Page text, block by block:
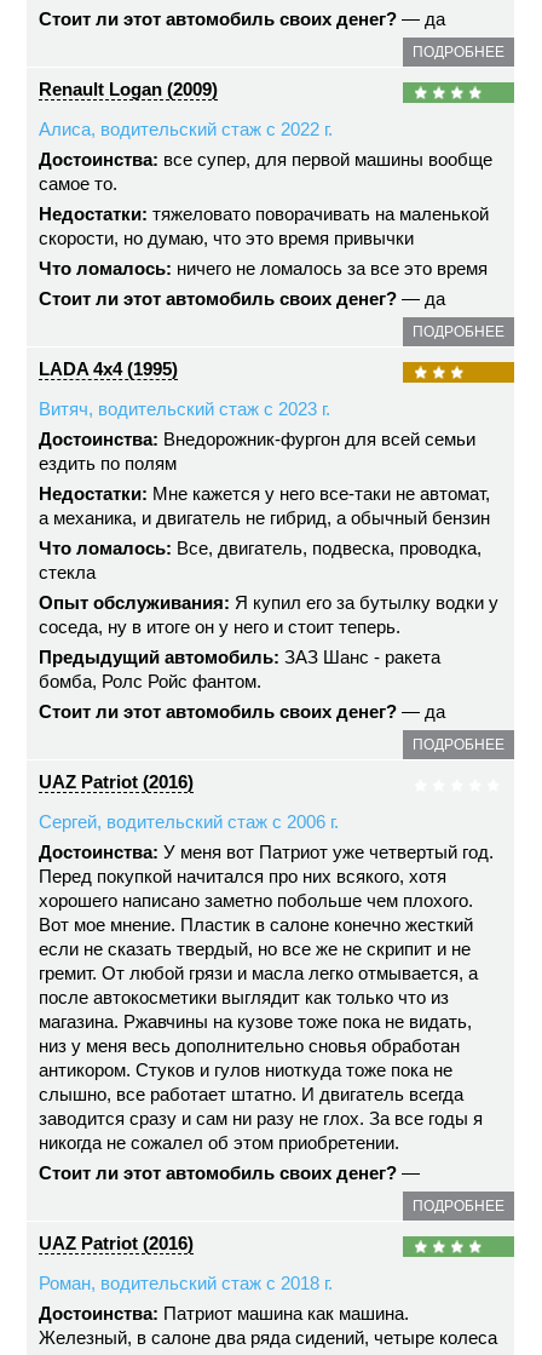
Стоит ли этот автомобиль своих денег? — да
ПОДРОБНЕЕ
Renault Logan (2009)
Алиса, водительский стаж с 2022 г.
Достоинства: все супер, для первой машины вообще
самое то.
Недостатки: тяжеловато поворачивать на маленькой
скорости, но думаю, что это время привычки
Что ломалось: ничего не ломалось за все это время
Стоит ли этот автомобиль своих денег? — да
ПОДРОБНЕЕ
LADA 4x4 (1995)
Витяч, водительский стаж с 2023 г.
Достоинства: Внедорожник-фургон для всей семьи
ездить по полям
Недостатки: Мне кажется у него все-таки не автомат,
а механика, и двигатель не гибрид, а обычный бензин
Что ломалось: Все, двигатель, подвеска, проводка,
стекла
Опыт обслуживания: Я купил его за бутылку водки у
соседа, ну в итоге он у него и стоит теперь.
Предыдущий автомобиль: ЗАЗ Шанс - ракета
бомба, Ролс Ройс фантом.
Стоит ли этот автомобиль своих денег? — да
ПОДРОБНЕЕ
UAZ Patriot (2016)
Сергей, водительский стаж с 2006 г.
Достоинства: У меня вот Патриот уже четвертый год.
Перед покупкой начитался про них всякого, хотя
хорошего написано заметно побольше чем плохого.
Вот мое мнение. Пластик в салоне конечно жесткий
если не сказать твердый, но все же не скрипит и не
гремит. От любой грязи и масла легко отмывается, а
после автокосметики выглядит как только что из
магазина. Ржавчины на кузове тоже пока не видать,
низ у меня весь дополнительно сновья обработан
антикором. Стуков и гулов ниоткуда тоже пока не
слышно, все работает штатно. И двигатель всегда
заводится сразу и сам ни разу не глох. За все годы я
никогда не сожалел об этом приобретении.
Стоит ли этот автомобиль своих денег? —
ПОДРОБНЕЕ
UAZ Patriot (2016)
Роман, водительский стаж с 2018 г.
Достоинства: Патриот машина как машина.
Железный, в салоне два ряда сидений, четыре колеса